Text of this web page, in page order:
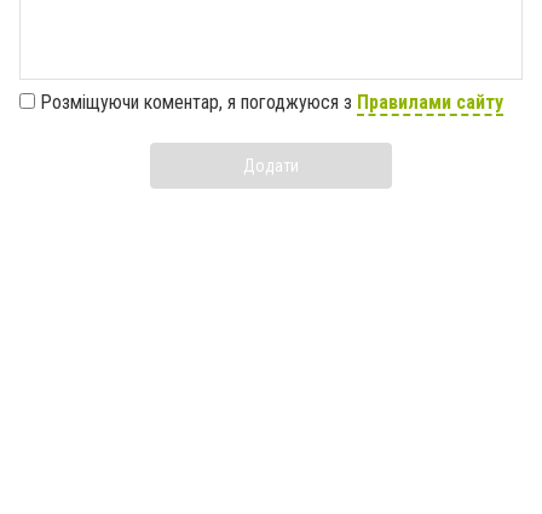
Розміщуючи коментар, я погоджуюся з Правилами сайту
Додати